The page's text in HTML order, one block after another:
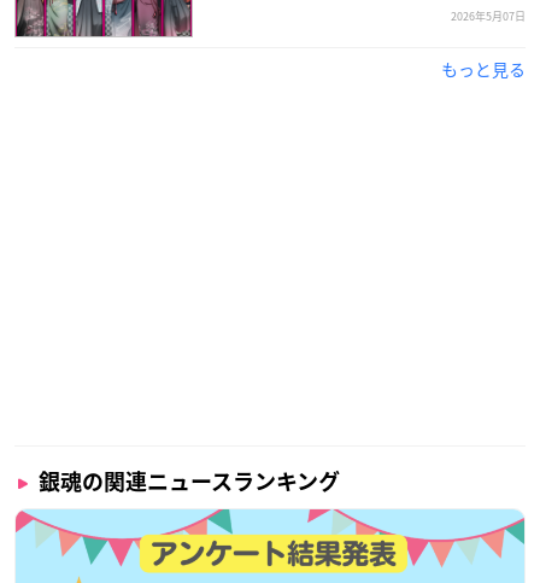
2026年5月07日
もっと見る
銀魂の関連ニュースランキング